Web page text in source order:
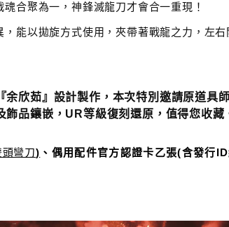
合聚為一，神鋒滅龍刀才會合一重現！
能以拋旋方式使用，夾帶著戰龍之力，左
余欣茹』設計製作，本次特別邀請原道具
品鑲嵌，UR等級復刻還原，值得您收藏
頭彎刀) 、偶用配件官方認證卡乙張(含發行ID